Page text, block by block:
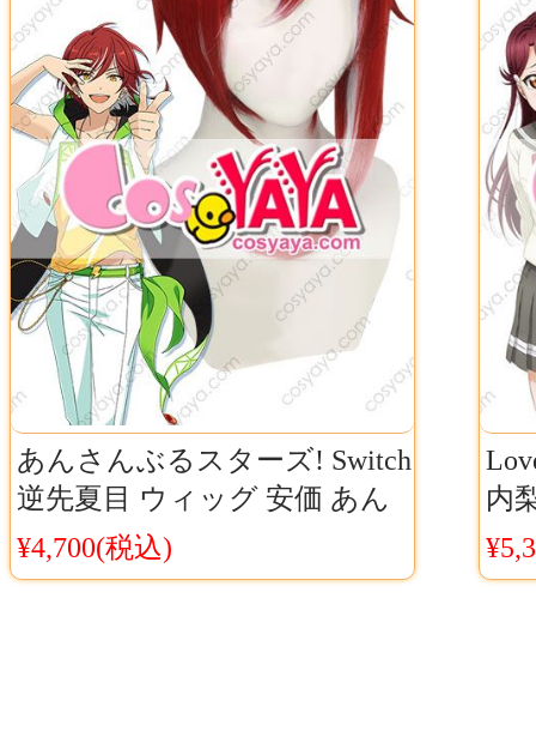
あんさんぶるスターズ! Switch
逆先夏目 ウィッグ 安価 あん
スタ スウィッチ 夏目
¥4,700(税込)
内
イ
か